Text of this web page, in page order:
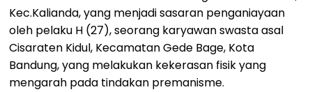
Kec.Kalianda, yang menjadi sasaran penganiayaan
oleh pelaku H (27), seorang karyawan swasta asal
Cisaraten Kidul, Kecamatan Gede Bage, Kota
Bandung, yang melakukan kekerasan fisik yang
mengarah pada tindakan premanisme.